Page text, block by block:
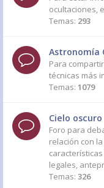
ocultaciones,
Temas: 293
Astronomía
Para
técnicas más
Temas: 1079
Cielo oscuro
Foro para
relación con
legales,
Temas: 326